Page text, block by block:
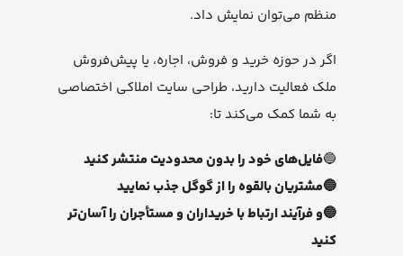
منظم می‌توان نمایش داد.
اگر در حوزه خرید و فروش، اجاره، یا پیش‌فروش
ملک فعالیت دارید، طراحی سایت املاکی اختصاصی
به شما کمک می‌کند تا:
🔵فایل‌های خود را بدون محدودیت منتشر کنید
🔵مشتریان بالقوه را از گوگل جذب نمایید
🔵و فرآیند ارتباط با خریداران و مستأجران را آسان‌تر
کنید